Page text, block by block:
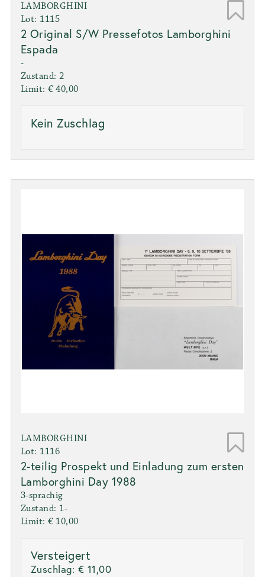
LAMBORGHINI
Lot: 1115
2 Original S/W Pressefotos Lamborghini
Espada
-
Zustand: 2
Limit: € 40,00
Kein Zuschlag
LAMBORGHINI
Lot: 1116
2-teilig Prospekt und Einladung zum ersten
Lamborghini Day 1988
3-sprachig
Zustand: 1-
Limit: € 10,00
Versteigert
Zuschlag: € 11,00